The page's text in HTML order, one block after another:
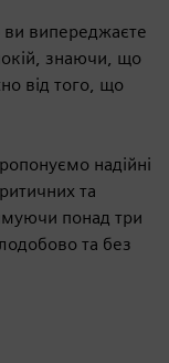
ви випереджаєте
знаючи, що
від того, що
надійні
та
понад три
та без